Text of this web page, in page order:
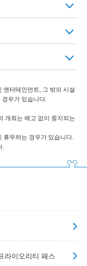
엔터테인먼트, 그 밖의 시설
경우가 있습니다.
개최는 예고 없이 중지되는
휴무하는 경우가 있습니다.
.
라이오리티 패스